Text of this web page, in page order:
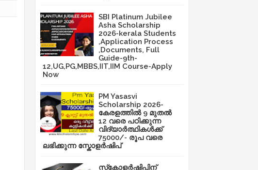
SBI Platinum Jubilee
Asha Scholarship
2026-kerala Students
,Application Process
,Documents, Full
Guide-9th-
12,UG,PG,MBBS,IIT,IIM Course-Apply
Now
PM Yasasvi
Scholarship 2026-
കേരളത്തിൽ 9 മുതൽ
12 വരെ പഠിക്കുന്ന
വിദ്യാർത്ഥികൾക്ക്
75000/- രൂപ വരെ
ലഭിക്കുന്ന സ്കോളർഷിപ്
സ്‌കോളർഷിപ്പിന്